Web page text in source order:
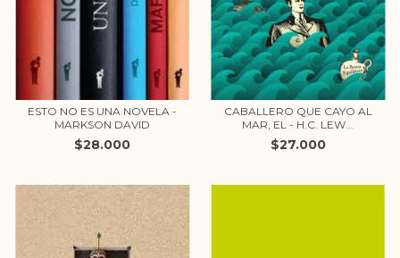
ESTO NO ES UNA NOVELA -
MARKSON DAVID
$28.000
CABALLERO QUE CAYO AL
MAR, EL - H.C. LEW...
$27.000